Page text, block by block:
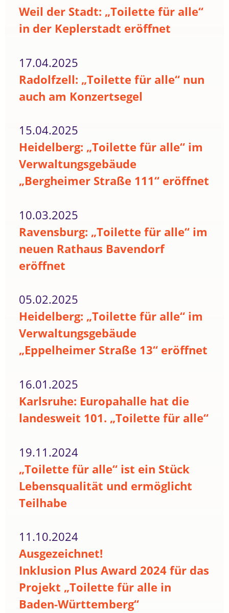
Weil der Stadt: „Toilette für alle“
in der Keplerstadt eröffnet
17.04.2025
Radolfzell: „Toilette für alle“ nun
auch am Konzertsegel
15.04.2025
Heidelberg: „Toilette für alle“ im
Verwaltungsgebäude
„Bergheimer Straße 111“ eröffnet
10.03.2025
Ravensburg: „Toilette für alle“ im
neuen Rathaus Bavendorf
eröffnet
05.02.2025
Heidelberg: „Toilette für alle“ im
Verwaltungsgebäude
„Eppelheimer Straße 13“ eröffnet
16.01.2025
Karlsruhe: Europahalle hat die
landesweit 101. „Toilette für alle“
19.11.2024
„Toilette für alle“ ist ein Stück
Lebensqualität und ermöglicht
Teilhabe
11.10.2024
Ausgezeichnet!
Inklusion Plus Award 2024 für das
Projekt „Toilette für alle in
Baden-Württemberg“